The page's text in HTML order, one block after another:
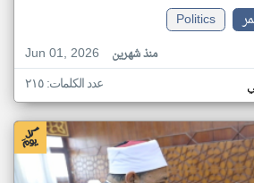
Politics
Jun 01, 2026
منذ شهرين
عدد الكلمات: ٢١٥